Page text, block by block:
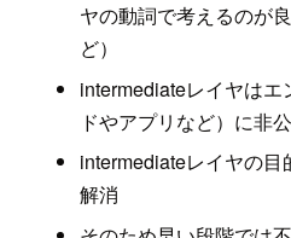
ヤの動詞で考えるのが
ど）
intermediateレイヤは
ドやアプリなど）に非
intermediateレイヤの
解消